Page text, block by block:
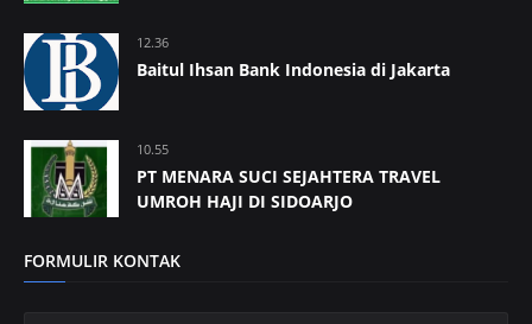
12.36
Baitul Ihsan Bank Indonesia di Jakarta
10.55
PT MENARA SUCI SEJAHTERA TRAVEL
UMROH HAJI DI SIDOARJO
FORMULIR KONTAK